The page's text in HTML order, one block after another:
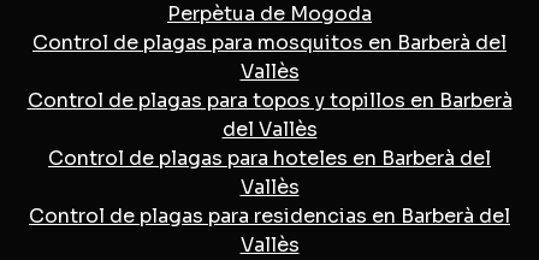
Perpètua de Mogoda
Control de plagas para mosquitos en Barberà del
Vallès
Control de plagas para topos y topillos en Barberà
del Vallès
Control de plagas para hoteles en Barberà del
Vallès
Control de plagas para residencias en Barberà del
Vallès